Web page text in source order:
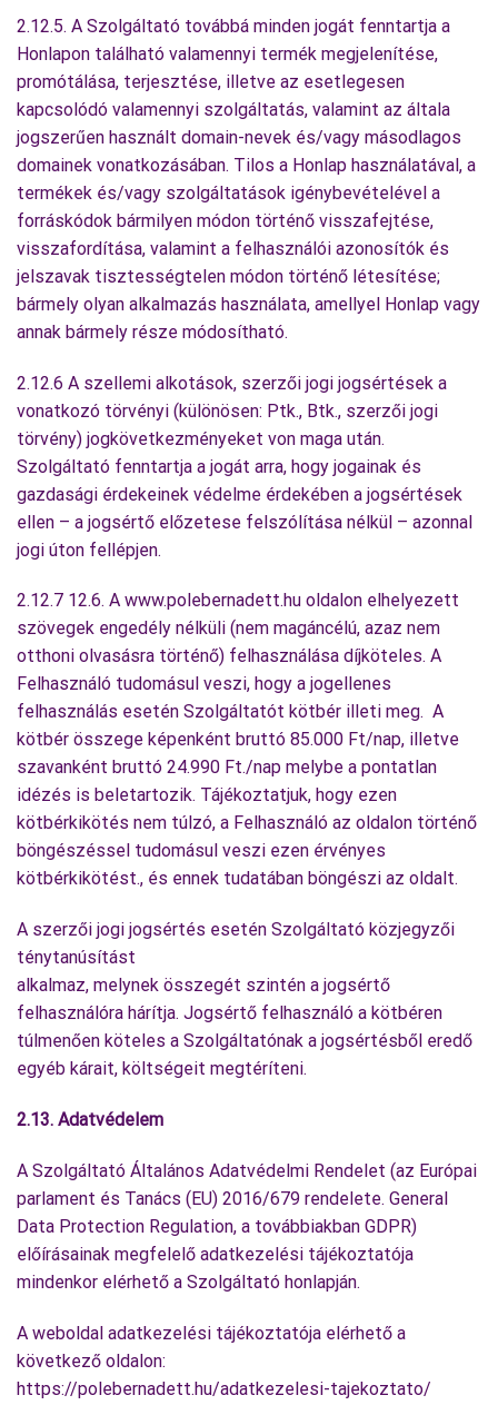
2.12.5. A Szolgáltató továbbá minden jogát fenntartja a
Honlapon található valamennyi termék megjelenítése,
promótálása, terjesztése, illetve az esetlegesen
kapcsolódó valamennyi szolgáltatás, valamint az általa
jogszerűen használt domain-nevek és/vagy másodlagos
domainek vonatkozásában. Tilos a Honlap használatával, a
termékek és/vagy szolgáltatások igénybevételével a
forráskódok bármilyen módon történő visszafejtése,
visszafordítása, valamint a felhasználói azonosítók és
jelszavak tisztességtelen módon történő létesítése;
bármely olyan alkalmazás használata, amellyel Honlap vagy
annak bármely része módosítható.
2.12.6 A szellemi alkotások, szerzői jogi jogsértések a
vonatkozó törvényi (különösen: Ptk., Btk., szerzői jogi
törvény) jogkövetkezményeket von maga után.
Szolgáltató fenntartja a jogát arra, hogy jogainak és
gazdasági érdekeinek védelme érdekében a jogsértések
ellen – a jogsértő előzetese felszólítása nélkül – azonnal
jogi úton fellépjen.
2.12.7 12.6. A www.polebernadett.hu oldalon elhelyezett
szövegek engedély nélküli (nem magáncélú, azaz nem
otthoni olvasásra történő) felhasználása díjköteles. A
Felhasználó tudomásul veszi, hogy a jogellenes
felhasználás esetén Szolgáltatót kötbér illeti meg. A
kötbér összege képenként bruttó 85.000 Ft/nap, illetve
szavanként bruttó 24.990 Ft./nap melybe a pontatlan
idézés is beletartozik. Tájékoztatjuk, hogy ezen
kötbérkikötés nem túlzó, a Felhasználó az oldalon történő
böngészéssel tudomásul veszi ezen érvényes
kötbérkikötést., és ennek tudatában böngészi az oldalt.
A szerzői jogi jogsértés esetén Szolgáltató közjegyzői
ténytanúsítást
alkalmaz, melynek összegét szintén a jogsértő
felhasználóra hárítja. Jogsértő felhasználó a kötbéren
túlmenően köteles a Szolgáltatónak a jogsértésből eredő
egyéb kárait, költségeit megtéríteni.
2.13. Adatvédelem
A Szolgáltató Általános Adatvédelmi Rendelet (az Európai
parlament és Tanács (EU) 2016/679 rendelete. General
Data Protection Regulation, a továbbiakban GDPR)
előírásainak megfelelő adatkezelési tájékoztatója
mindenkor elérhető a Szolgáltató honlapján.
A weboldal adatkezelési tájékoztatója elérhető a
következő oldalon:
https://polebernadett.hu/adatkezelesi-tajekoztato/